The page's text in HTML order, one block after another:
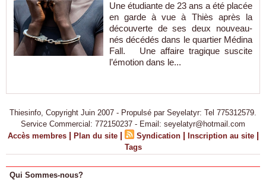
Une étudiante de 23 ans a été placée
en garde à vue à Thiès après la
découverte de ses deux nouveau-
nés décédés dans le quartier Médina
Fall. Une affaire tragique suscite
l’émotion dans le...
Thiesinfo, Copyright Juin 2007 - Propulsé par Seyelatyr: Tel 775312579.
Service Commercial: 772150237 - Email: seyelatyr@hotmail.com
Accès membres | Plan du site | Syndication | Inscription au site |
Tags
Qui Sommes-nous?